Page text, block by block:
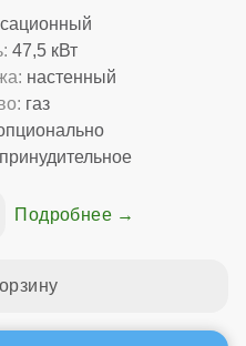
47,5 кВт
настенный
газ
принудительное
Подробнее